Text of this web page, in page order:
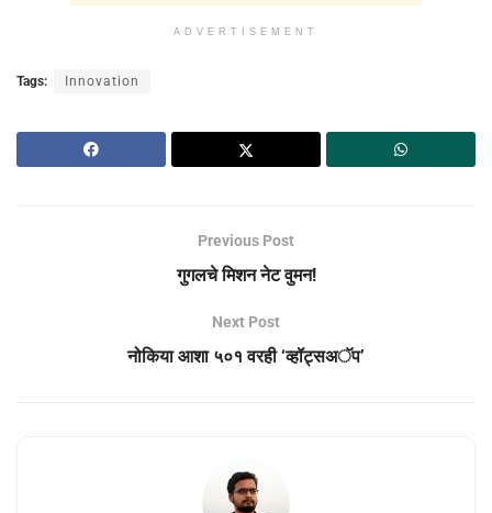
ADVERTISEMENT
Tags: Innovation
Previous Post
गुगलचे मिशन नेट वुमन!
Next Post
नोकिया आशा ५०१ वरही ‘व्हॉट्सअॅप’